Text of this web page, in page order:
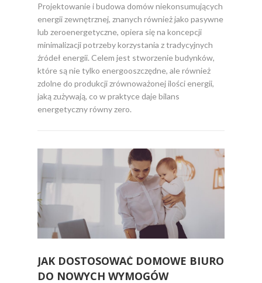
Projektowanie i budowa domów niekonsumujących
energii zewnętrznej, znanych również jako pasywne
lub zeroenergetyczne, opiera się na koncepcji
minimalizacji potrzeby korzystania z tradycyjnych
źródeł energii. Celem jest stworzenie budynków,
które są nie tylko energooszczędne, ale również
zdolne do produkcji zrównoważonej ilości energii,
jaką zużywają, co w praktyce daje bilans
energetyczny równy zero.
JAK DOSTOSOWAĆ DOMOWE BIURO
DO NOWYCH WYMOGÓW